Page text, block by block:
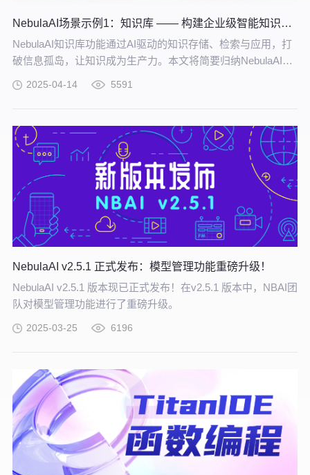
NebulaAI场景示例1：知识库 —— 构建企业级智能知识中枢
NebulaAI知识库功能通过AI驱动的知识存储、检索与应用，打
破信息孤岛，让知识成为生产力。本文将简要归纳NebulaAI用
所创建的部分应用。
2025-04-14 5591
NebulaAI v2.5.1 正式发布：模型管理功能重磅升级！
NebulaAI v2.5.1 版本现已正式发布！在v2.5.1 版本中，NBAI团
队对模型管理功能进行了重磅升级。
2025-03-25 6196